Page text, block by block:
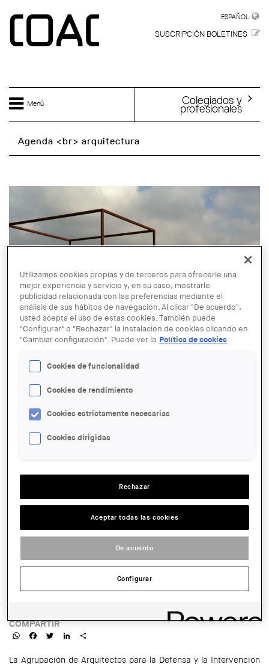
ESPAÑOL
SUSCRIPCIÓN BOLETINES
Menú Colegiados y
profesionales
Agenda <br> arquitectura
© Kippelboy (wikimedia)
06 SEP
Visita de la AADIPA a Balaguer,
Torà, Iesso-Guissona y Pla d’Almatà
Lleida
Yacimiento arqueológico del Pla d'Almatà
HORARIO:
COMPARTIR
WhatsAppFacebookTwitterLinkedIn
La Agrupación de Arquitectos para la Defensa y la Intervención
Utilizamos cookies propias y de terceros para ofrecerle una
mejor experiencia y servicio y, en su caso, mostrarle
publicidad relacionada con las preferencias mediante el
análisis de sus hábitos de navegación. Al clicar "De acuerdo",
usted acepta el uso de estas cookies. También puede
"Configurar" o "Rechazar" la instalación de cookies clicando en
"Cambiar configuración". Puede ver la Política de cookies
Cookies de funcionalidad
Cookies de rendimiento
Cookies estrictamente necesarias
Cookies dirigidas
Rechazar
Aceptar todas las cookies
De acuerdo
Configurar